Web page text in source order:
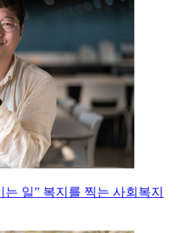
일” 복지를 찍는 사회복지